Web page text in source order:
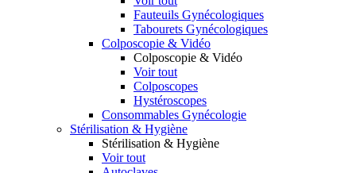
Fauteuils Gynécologiques
Tabourets Gynécologiques
Colposcopie & Vidéo
Colposcopie & Vidéo
Voir tout
Colposcopes
Hystéroscopes
Consommables Gynécologie
Stérilisation & Hygiène
Stérilisation & Hygiène
Voir tout